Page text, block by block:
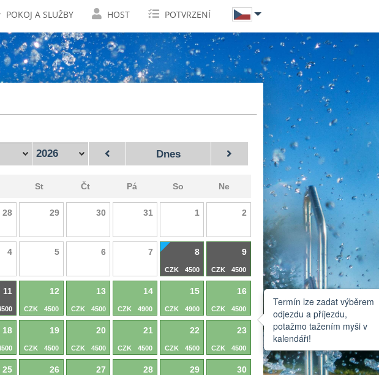
POKOJ A SLUŽBY HOST POTVRZENÍ
Dnes
St Čt Pá So Ne
28 29 30 31 1 2
4 5 6 7 8
CZK 4500
9
CZK 4500
11 12
CZK 4500
13
CZK 4500
14
CZK 4900
15
CZK 4900
16
CZK 4500
18 19
CZK 4500
20
CZK 4500
21
CZK 4500
22
CZK 4500
23
CZK 4500
25 26 27 28 29 30
Termín lze zadat výběrem
odjezdu a příjezdu,
potažmo tažením myši v
kalendáři!